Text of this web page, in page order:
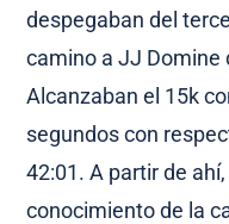
despegaban del
camino a JJ Domine
Alcanzaban el 15k
segundos con
42:01. A partir de
conocimiento de la